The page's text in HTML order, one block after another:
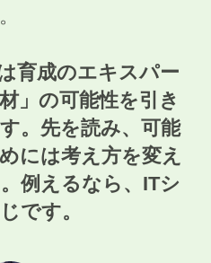
育成のエキスパー
」の可能性を引き
。先を読み、可能
には考え方を変え
例えるなら、ITシ
です。